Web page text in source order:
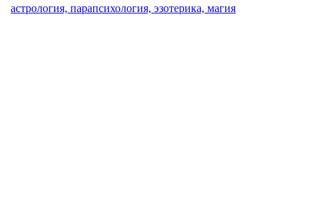
астрология, парапсихология, эзотерика, магия